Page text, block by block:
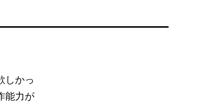
しかっ
能力が